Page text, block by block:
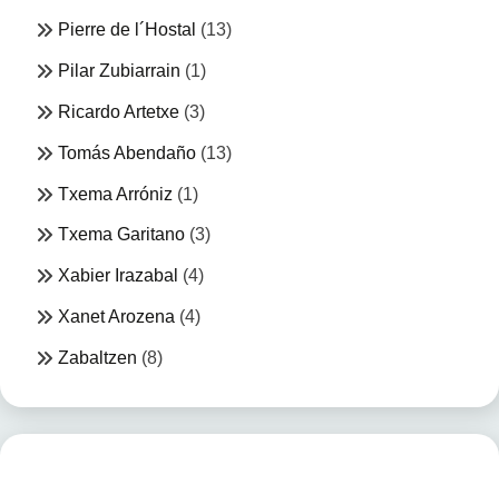
Pierre de l´Hostal (13)
Pilar Zubiarrain (1)
Ricardo Artetxe (3)
Tomás Abendaño (13)
Txema Arróniz (1)
Txema Garitano (3)
Xabier Irazabal (4)
Xanet Arozena (4)
Zabaltzen (8)